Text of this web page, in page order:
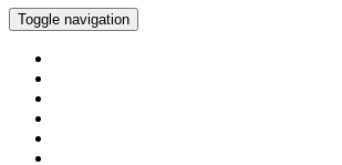
Toggle navigation